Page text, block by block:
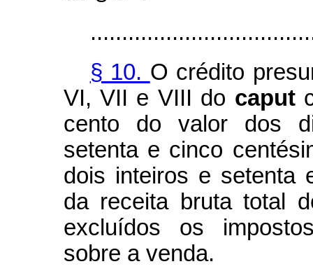
§ 10. O crédito
VI, VII e VIII do caput
cento do valor dos
setenta e cinco
dois inteiros e setenta
da receita bruta total
excluídos os
sobre a venda.